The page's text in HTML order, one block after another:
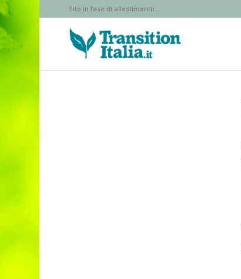
Sito in fase di allestimento...